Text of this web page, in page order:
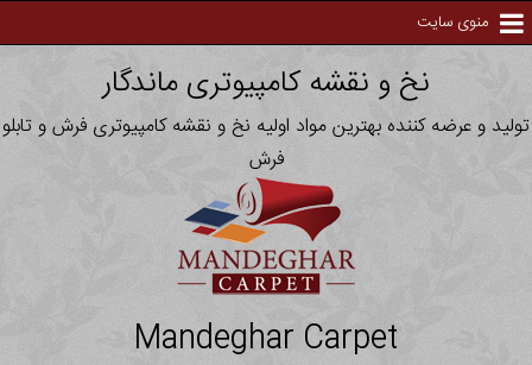
منوی سایت
نخ و نقشه کامپیوتری ماندگار
تولید و عرضه کننده بهترین مواد اولیه نخ و نقشه کامپیوتری فرش و تابلو
فرش
Mandeghar Carpet